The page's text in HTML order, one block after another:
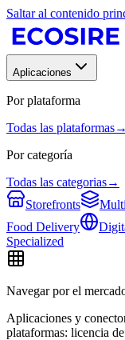
Saltar al contenido
Aplicaciones
Por plataforma
Todas las plataformas→
Por categoría
Todas las categorias→
Storefronts
Food Delivery
Specialized
Navegar por el
Aplicaciones y
plataformas: licencia